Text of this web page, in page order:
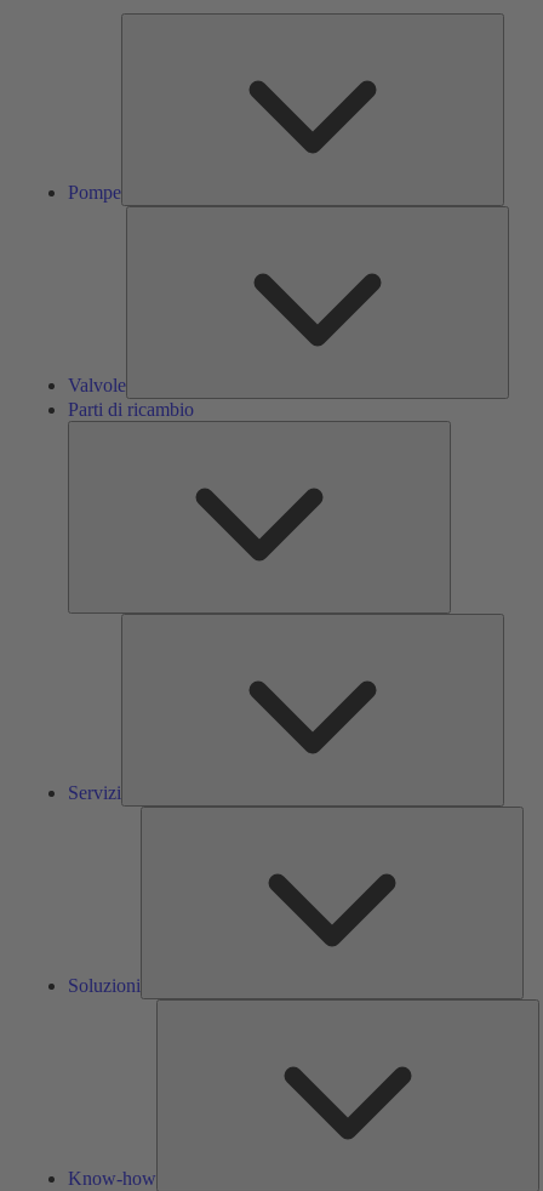
Pompe
Valvole
Parti di ricambio
Servizi
Soluzioni
Know-how